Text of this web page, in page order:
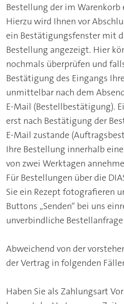
Bestellung der im Warenkorb
Hierzu wird Ihnen vor
ein Bestätigungsfenster mit
Bestellung angezeigt. Hier
nochmals überprüfen und
Bestätigung des Eingangs
unmittelbar nach dem
E-Mail (Bestellbestätigung).
erst nach Bestätigung der
E-Mail zustande
Ihre Bestellung innerhalb
von zwei Werktagen
Für Bestellungen über die
Sie ein Rezept fotografieren
Buttons „Senden“ bei uns
unverbindliche Bestellanfrage
Abweichend von der
der Vertrag in folgenden
Haben Sie als Zahlungsart